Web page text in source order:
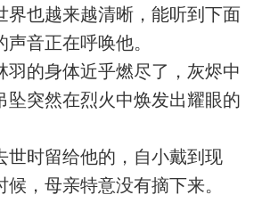
界也越来越清晰，能听到下面
音正在呼唤他。
羽的身体近乎燃尽了，灰烬中
坠突然在烈火中焕发出耀眼的
世时留给他的，自小戴到现
，母亲特意没有摘下来。